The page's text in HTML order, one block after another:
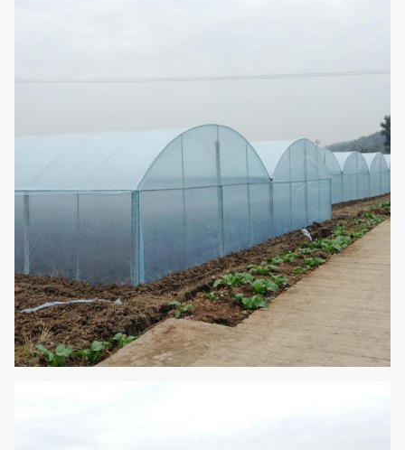
Структура рамки, материал
заволакивания, вентиляция
обеих сторон, каждая дверь
Опционная
система
Система охлаждения,
электрическая вне затенять
сеть & внутри затенять &
оросительной системы для
варианта